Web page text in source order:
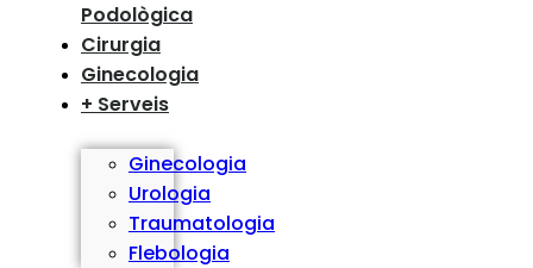
Podològica
Cirurgia
Ginecologia
+ Serveis
Ginecologia
Urologia
Traumatologia
Flebologia